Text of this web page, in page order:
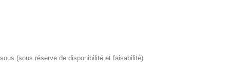
(sous réserve de disponibilité et faisabilité)